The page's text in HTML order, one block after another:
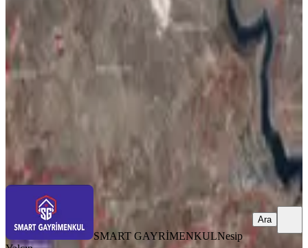
Eğil, Gündoğuran Mahallesi
20523 m²
Parselli, Yolu Açılmış· 731/m²
SMART GAYRİMENKUL
Ara
SMART GAYRİMENKULNesip
Ara